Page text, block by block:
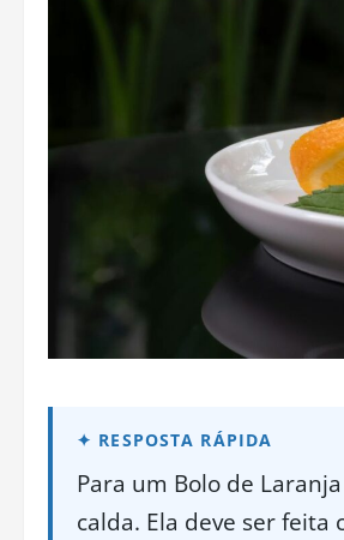
Para um Bolo de
calda. Ela deve ser